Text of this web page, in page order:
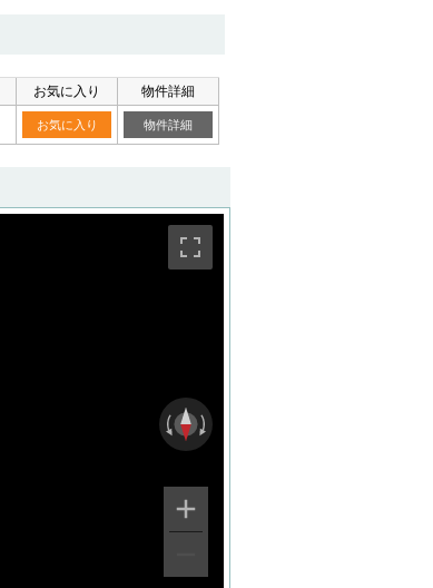
お気に入り 物件詳細
お気に入り 物件詳細